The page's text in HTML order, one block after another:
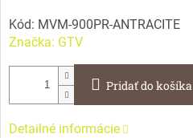
Kód: MVM-900PR-ANTRACITE
Značka: GTV
Pridať do košíka
Detailné informácie